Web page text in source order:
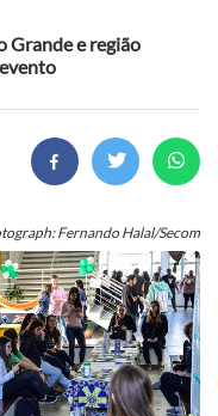
Grande e região
Fernando Halal/Secom